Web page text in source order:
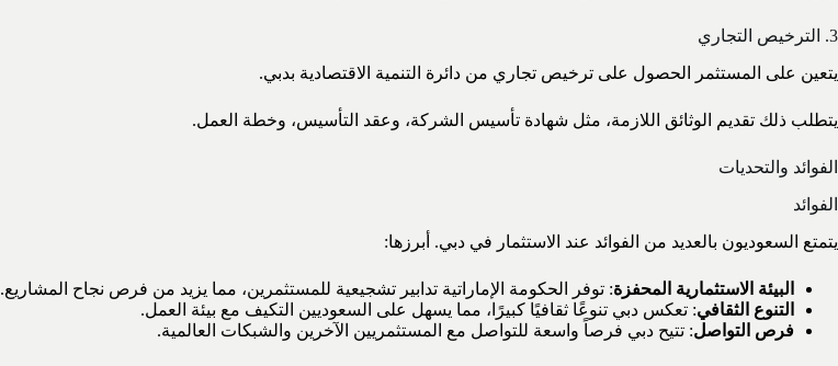
3. الترخيص التجاري
يتعين على المستثمر الحصول على ترخيص تجاري من دائرة التنمية الاقتصادية بدبي.
يتطلب ذلك تقديم الوثائق اللازمة، مثل شهادة تأسيس الشركة، وعقد التأسيس، وخطة العمل.
الفوائد والتحديات
الفوائد
يتمتع السعوديون بالعديد من الفوائد عند الاستثمار في دبي. أبرزها:
البيئة الاستثمارية المحفزة: توفر الحكومة الإماراتية تدابير تشجيعية للمستثمرين، مما يزيد من فرص نجاح المشاريع.
التنوع الثقافي: تعكس دبي تنوعًا ثقافيًا كبيرًا، مما يسهل على السعوديين التكيف مع بيئة العمل.
فرص التواصل: تتيح دبي فرصاً واسعة للتواصل مع المستثمريين الآخرين والشبكات العالمية.